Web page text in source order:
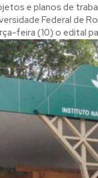
e planos de
feira (10) o edital